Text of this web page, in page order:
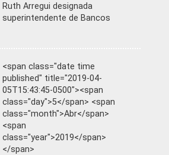
Ruth Arregui designada
superintendente de Bancos
<span class="date time
published" title="2019-04-
05T15:43:45-0500"><span
class="day">5</span> <span
class="month">Abr</span>
<span
class="year">2019</span>
</span>